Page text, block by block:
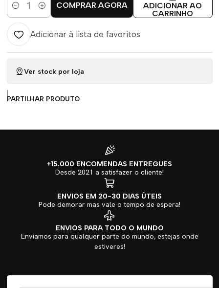
Quantidade
ADICIONAR AO
CARRINHO
COMPRAR AGORA
Adicionar à lista de favoritos
Ver stock por loja
|
PARTILHAR PRODUTO
+15.000 ENCOMENDAS ENTREGUES
Desde 2021 a satisfazer o cliente!
ENVIOS EM 20-30 DIAS ÚTEIS
Pode demorar mas vale o tempo de espera!
ENVIOS PARA TODO O MUNDO
Enviamos para qualquer parte do mundo, estejas onde
estiveres!